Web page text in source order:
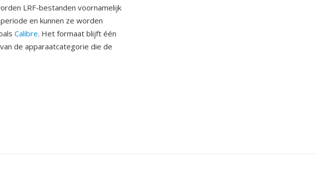
LRF-bestanden voornamelijk
en kunnen ze worden
Calibre. Het formaat blijft één
de apparaatcategorie die de